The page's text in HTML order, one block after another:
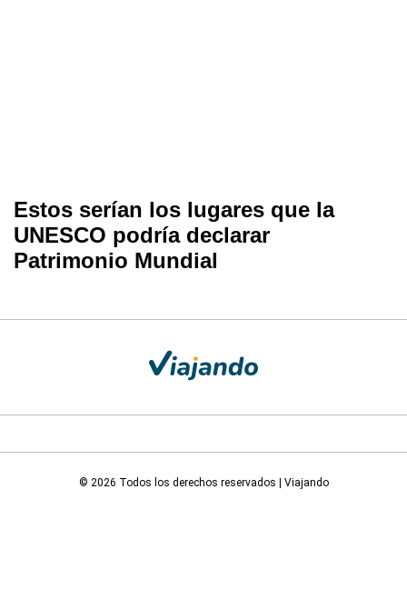
Estos serían los lugares que la
UNESCO podría declarar
Patrimonio Mundial
© 2026 Todos los derechos reservados | Viajando